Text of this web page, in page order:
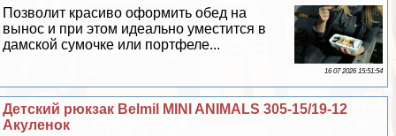
Позволит красиво оформить обед на
вынос и при этом идеально уместится в
дамской сумочке или портфеле...
16 07 2026 15:51:54
Детский рюкзак Belmil MINI ANIMALS 305-15/19-12
Акуленок